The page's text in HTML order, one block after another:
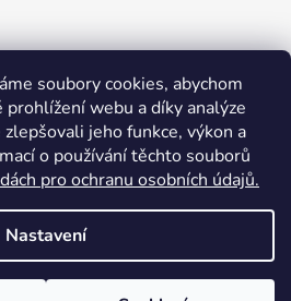
soubory cookies, abychom
webu a díky analýze
jeho funkce, výkon a
o používání těchto souborů
pro ochranu osobních údajů.
Nastavení
Shoptet